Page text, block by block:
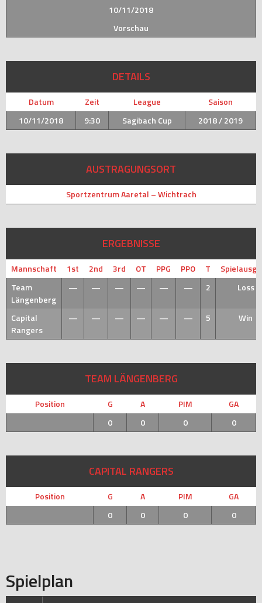
10/11/2018
Vorschau
DETAILS
Datum Zeit League
Saison
10/11/2018
9:30 Sagibach Cup 2018 / 2019
AUSTRAGUNGSORT
Sportzentrum Aaretal – Wichtrach
ERGEBNISSE
Mannschaft 1st 2nd 3rd OT PPG PPO T
Team
Längenberg
— — — — — — 2 Loss
Capital
Rangers
— — — — — — 5 Win
TEAM LÄNGENBERG
Position G A PIM
GA
0
0 0 0
CAPITAL RANGERS
Position G A PIM
GA
0
0 0 0
Spielplan